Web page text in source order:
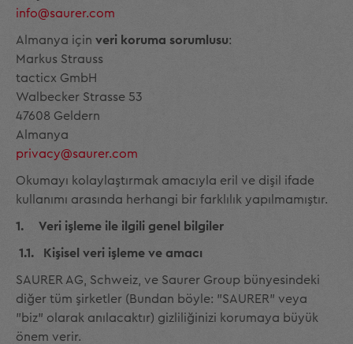
info@saurer.com
Almanya için veri koruma sorumlusu:
Markus Strauss
tacticx GmbH
Walbecker Strasse 53
47608 Geldern
Almanya
privacy@saurer.com
Okumayı kolaylaştırmak amacıyla eril ve dişil ifade
kullanımı arasında herhangi bir farklılık yapılmamıştır.
1. Veri işleme ile ilgili genel bilgiler
1.1. Kişisel veri işleme ve amacı
SAURER AG, Schweiz, ve Saurer Group bünyesindeki
diğer tüm şirketler (Bundan böyle: "SAURER" veya
"biz" olarak anılacaktır) gizliliğinizi korumaya büyük
önem verir.